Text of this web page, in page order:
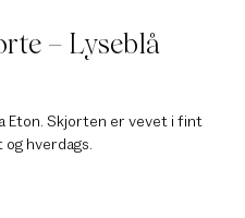
– Lyseblå
Eton. Skjorten er vevet i fint
hverdags.